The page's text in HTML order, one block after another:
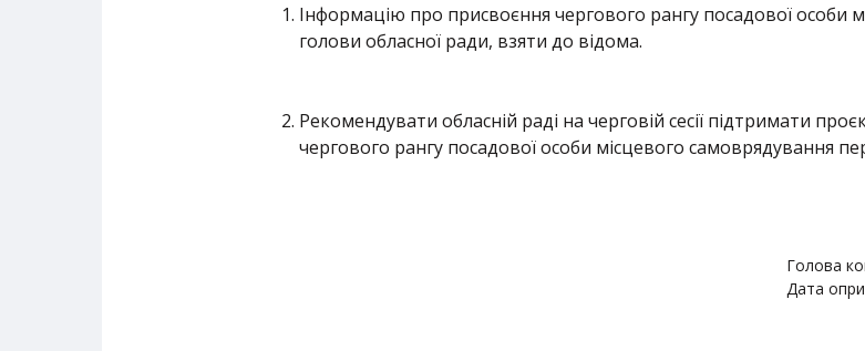
Інформацію про присвоєння чергового рангу посадової особи
голови обласної ради, взяти до відома.
Рекомендувати обласній раді на черговій сесії підтримати
чергового рангу посадової особи місцевого самоврядування
Голова
Дата